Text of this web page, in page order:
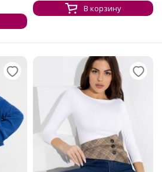
В корзину